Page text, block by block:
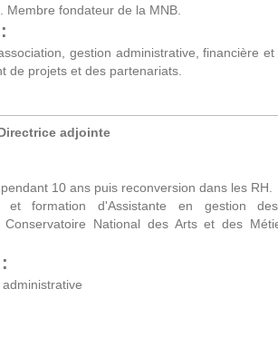
Membre fondateur de la MNB.
gestion administrative, financière et
de projets et des partenariats.
adjointe
10 ans puis reconversion dans les RH.
et formation d'Assistante en gestion
Conservatoire National des Arts et des